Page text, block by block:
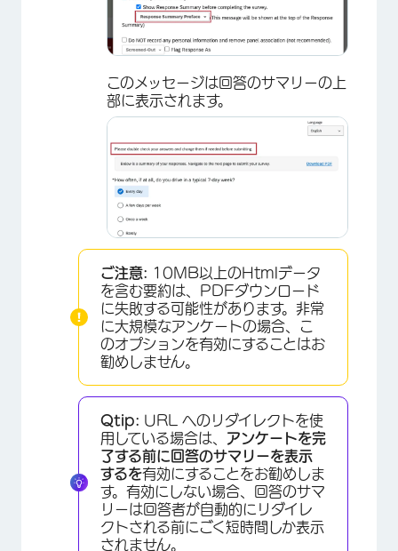
このメッセージは回答のサマリーの上
部に表示されます。
ご注意: 10MB以上のHtmlデータ
を含む要約は、PDFダウンロード
に失敗する可能性があります。非常
に大規模なアンケートの場合、こ
のオプションを有効にすることはお
勧めしません。
Qtip: URL へのリダイレクトを使
用している場合は、 アンケートを完
了する前に回答のサマリーを表示
するを有効にすることをお勧めしま
す。有効にしない場合、回答のサマ
リーは回答者が自動的にリダイレ
クトされる前にごく短時間しか表示
されません。